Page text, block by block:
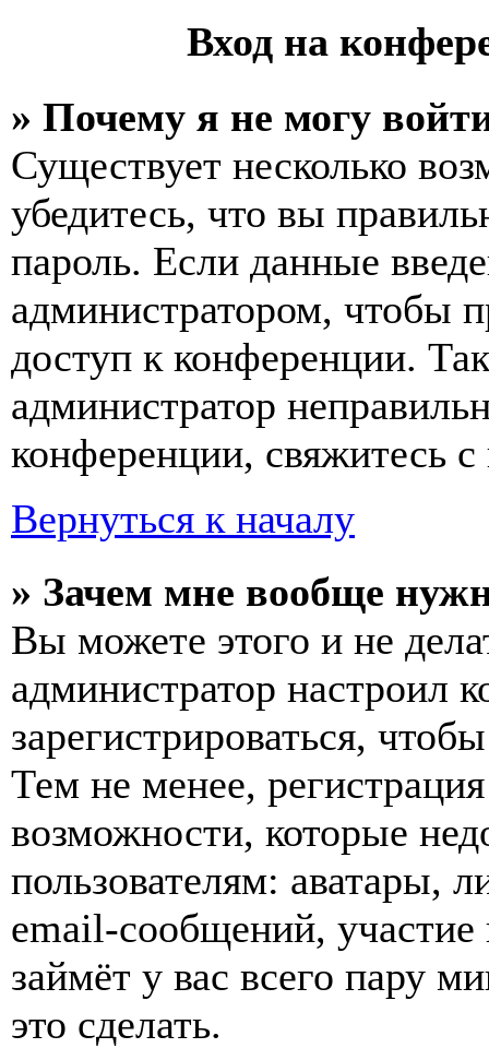
Вход на
» Почему я не могу
Существует несколько
убедитесь, что вы
пароль. Если данные
администратором, чтобы
доступ к конференции.
администратор
конференции, свяжитесь
Вернуться к началу
» Зачем мне вообще
Вы можете этого и не
администратор
зарегистрироваться,
Тем не менее,
возможности, которые
пользователям: аватары,
email-сообщений, участие
займёт у вас всего пару
это сделать.